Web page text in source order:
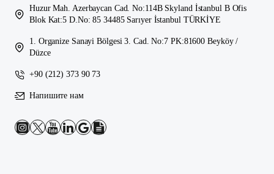
Huzur Mah. Azerbaycan Cad. No:114B Skyland İstanbul B Ofis
Blok Kat:5 D.No: 85 34485 Sarıyer İstanbul TÜRKİYE
1. Organize Sanayi Bölgesi 3. Cad. No:7 PK:81600 Beyköy /
Düzce
+90 (212) 373 90 73
Напишите нам